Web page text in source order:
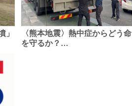
」
〈熊本地震〉熱中症からどう命
を守るか？…